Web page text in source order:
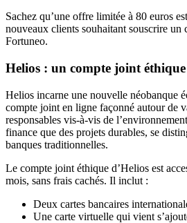
Sachez qu’une offre limitée à 80 euros
nouveaux clients souhaitant souscrire
Fortuneo.
Helios : un compte joint
Helios incarne une nouvelle néobanque
compte joint en ligne façonné autour de
responsables vis-à-vis de
finance que des projets durables, se
banques traditionnelles.
Le compte joint éthique d’Helios est
mois, sans frais cachés. Il inclut :
Deux cartes bancaires
Une carte virtuelle qui vient